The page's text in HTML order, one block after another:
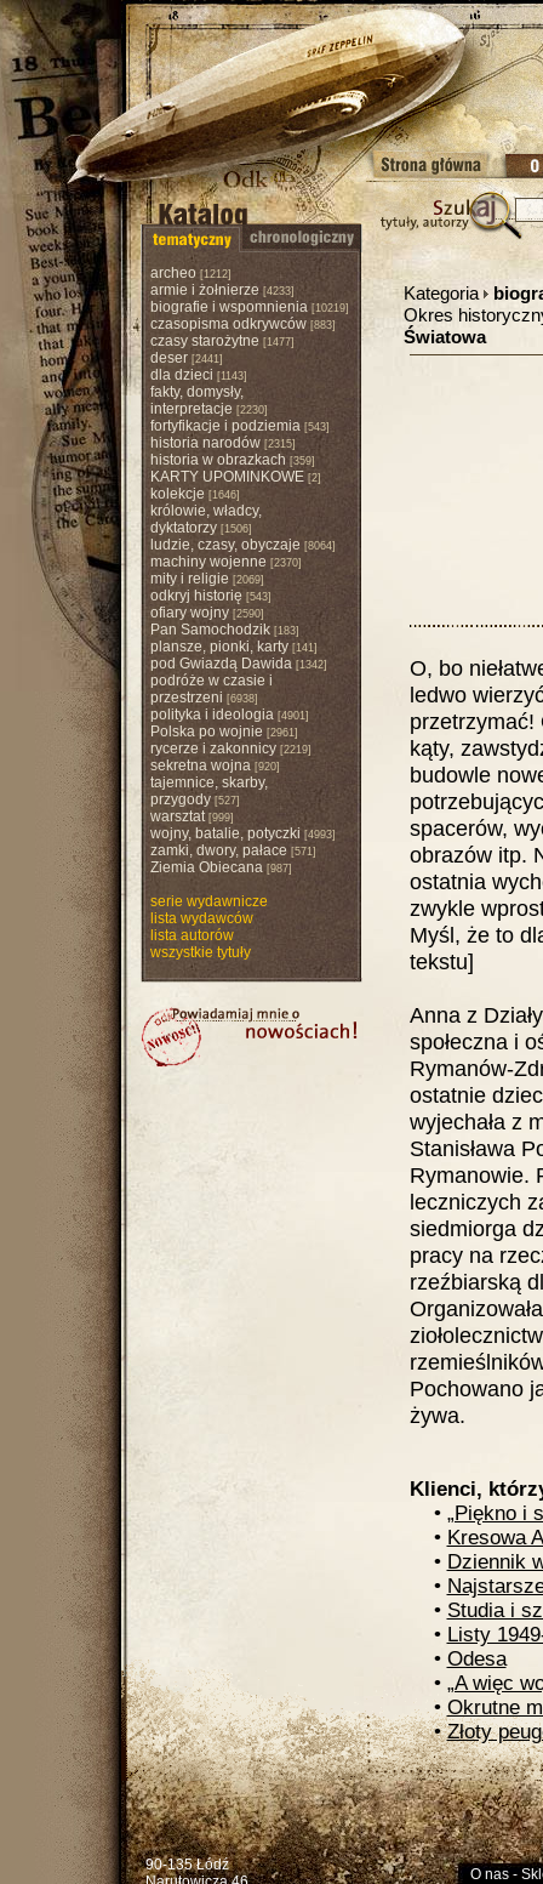
archeo [1212]
armie i żołnierze [4233]
biografie i wspomnienia[10219]
czasopisma odkrywców[883]
czasy starożytne [1477]
deser[2441]
dla dzieci [1143]
fakty, domysły,
interpretacje [2230]
fortyfikacje i podziemia[543]
historia narodów[2315]
historia w obrazkach [359]
KARTY UPOMINKOWE[2]
kolekcje [1646]
królowie, władcy,
dyktatorzy[1506]
ludzie, czasy, obyczaje [8064]
machiny wojenne [2370]
mity i religie [2069]
odkryj historię[543]
ofiary wojny[2590]
Pan Samochodzik[183]
plansze, pionki, karty[141]
pod Gwiazdą Dawida[1342]
podróże w czasie i
przestrzeni [6938]
polityka i ideologia[4901]
Polska po wojnie [2961]
rycerze i zakonnicy[2219]
sekretna wojna[920]
tajemnice, skarby,
przygody[527]
warsztat[999]
wojny, batalie, potyczki [4993]
zamki, dwory, pałace [571]
Ziemia Obiecana[987]
serie wydawnicze
lista wydawców
lista autorów
wszystkie tytuły
Kategoria
Okres
Światowa
O, bo
ledwo
przetrzymać!
kąty,
budowle
spacerów,
obrazów itp.
ostatnia
zwykle
Myśl, że to
tekstu]
Anna z
społeczna i
Rymanów-
ostatnie
wyjechała z
Stanisława
Rymanowie.
leczniczych
siedmiorga
pracy na
rzeźbiarską
Pochowano
żywa.
Klienci,
• „Piękno i
• Kresowa
• Dziennik
•
• Studia i
• Listy
• Odesa
• „A więc
• Okrutne
• Złoty
90-135 Łódź
O nas-